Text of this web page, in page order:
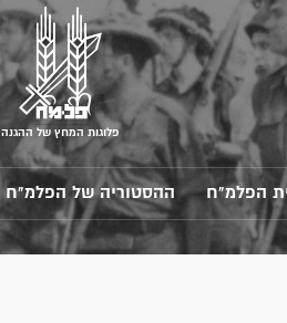
פלוגות המחץ של ההגנה
הפלמ"ח ההסטוריה של הפלמ"ח